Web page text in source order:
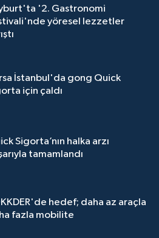
'2. Gastronomi
yöresel lezzetler
İstanbul'da gong Quick
için çaldı
Sigorta’nın halka arzı
tamamlandı
hedef; daha az araçla
fazla mobilite